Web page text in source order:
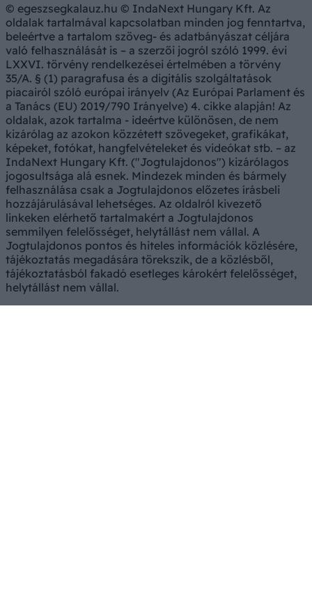
© egeszsegkalauz.hu © IndaNext Hungary Kft. Az
oldalak tartalmával kapcsolatban minden jog fenntartva,
beleértve a tartalom szöveg- és adatbányászat céljára
való felhasználását is – a szerzői jogról szóló 1999. évi
LXXVI. törvény rendelkezései értelmében a törvény
35/A. § (1) paragrafusa és a digitális szolgáltatások
piacairól szóló európai irányelv (Az Európai Parlament és
a Tanács (EU) 2019/790 Irányelve) 4. cikke alapján! Az
oldalak, azok tartalma - ideértve különösen, de nem
kizárólag az azokon közzétett szövegeket, grafikákat,
képeket, fotókat, hangfelvételeket és videókat stb. – az
IndaNext Hungary Kft. ("Jogtulajdonos") kizárólagos
jogosultsága alá esnek. Mindezek minden és bármely
felhasználása csak a Jogtulajdonos előzetes írásbeli
hozzájárulásával lehetséges. Az oldalról kivezető
linkeken elérhető tartalmakért a Jogtulajdonos
semmilyen felelősséget, helytállást nem vállal. A
Jogtulajdonos pontos és hiteles információk közlésére,
tájékoztatás megadására törekszik, de a közlésből,
tájékoztatásból fakadó esetleges károkért felelősséget,
helytállást nem vállal.